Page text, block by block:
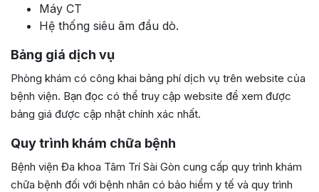
Máy CT
Hệ thống siêu âm đầu dò.
Bảng giá dịch vụ
Phòng khám có công khai bảng phí dịch vụ trên website của
bệnh viện. Bạn đọc có thể truy cập website để xem được
bảng giá được cập nhật chính xác nhất.
Quy trình khám chữa bệnh
Bệnh viện Đa khoa Tâm Trí Sài Gòn cung cấp quy trình khám
chữa bệnh đối với bệnh nhân có bảo hiểm y tế và quy trình